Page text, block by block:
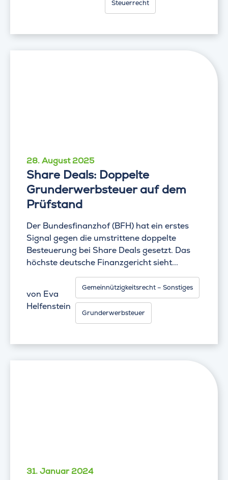
Steuerrecht
28. August 2025
Share Deals: Doppelte
Grunderwerbsteuer auf dem
Prüfstand
Der Bundesfinanzhof (BFH) hat ein erstes
Signal gegen die umstrittene doppelte
Besteuerung bei Share Deals gesetzt. Das
höchste deutsche Finanzgericht sieht...
von Eva
Helfenstein
Gemeinnützigkeitsrecht – Sonstiges
Grunderwerbsteuer
31. Januar 2024